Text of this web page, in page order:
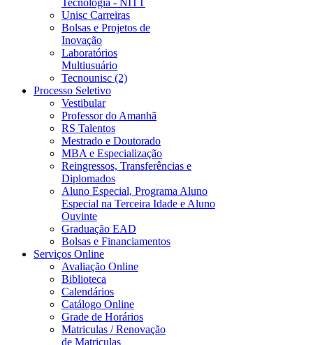
Tecnologia - NITT
Unisc Carreiras
Bolsas e Projetos de
Inovação
Laboratórios
Multiusuário
Tecnounisc (2)
Processo Seletivo
Vestibular
Professor do Amanhã
RS Talentos
Mestrado e Doutorado
MBA e Especialização
Reingressos, Transferências e
Diplomados
Aluno Especial, Programa Aluno
Especial na Terceira Idade e Aluno
Ouvinte
Graduação EAD
Bolsas e Financiamentos
Serviços Online
Avaliação Online
Biblioteca
Calendários
Catálogo Online
Grade de Horários
Matriculas / Renovação
de Matriculas